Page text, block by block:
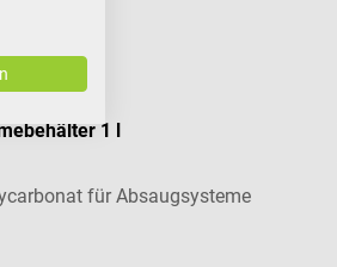
1 l
für Absaugsysteme